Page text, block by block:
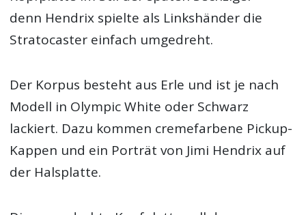
denn Hendrix spielte als Linkshänder die
Stratocaster einfach umgedreht.
Der Korpus besteht aus Erle und ist je nach
Modell in Olympic White oder Schwarz
lackiert. Dazu kommen cremefarbene Pickup-
Kappen und ein Porträt von Jimi Hendrix auf
der Halsplatte.